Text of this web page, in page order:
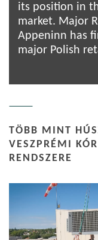
its position in
market. Major
Appeninn has
major Polish
TÖBB MINT
VESZPRÉMI
RENDSZERE